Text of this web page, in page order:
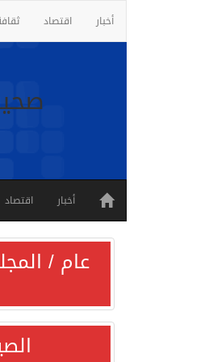
أخبار اقتصاد
أخبار اقتصاد
عام /